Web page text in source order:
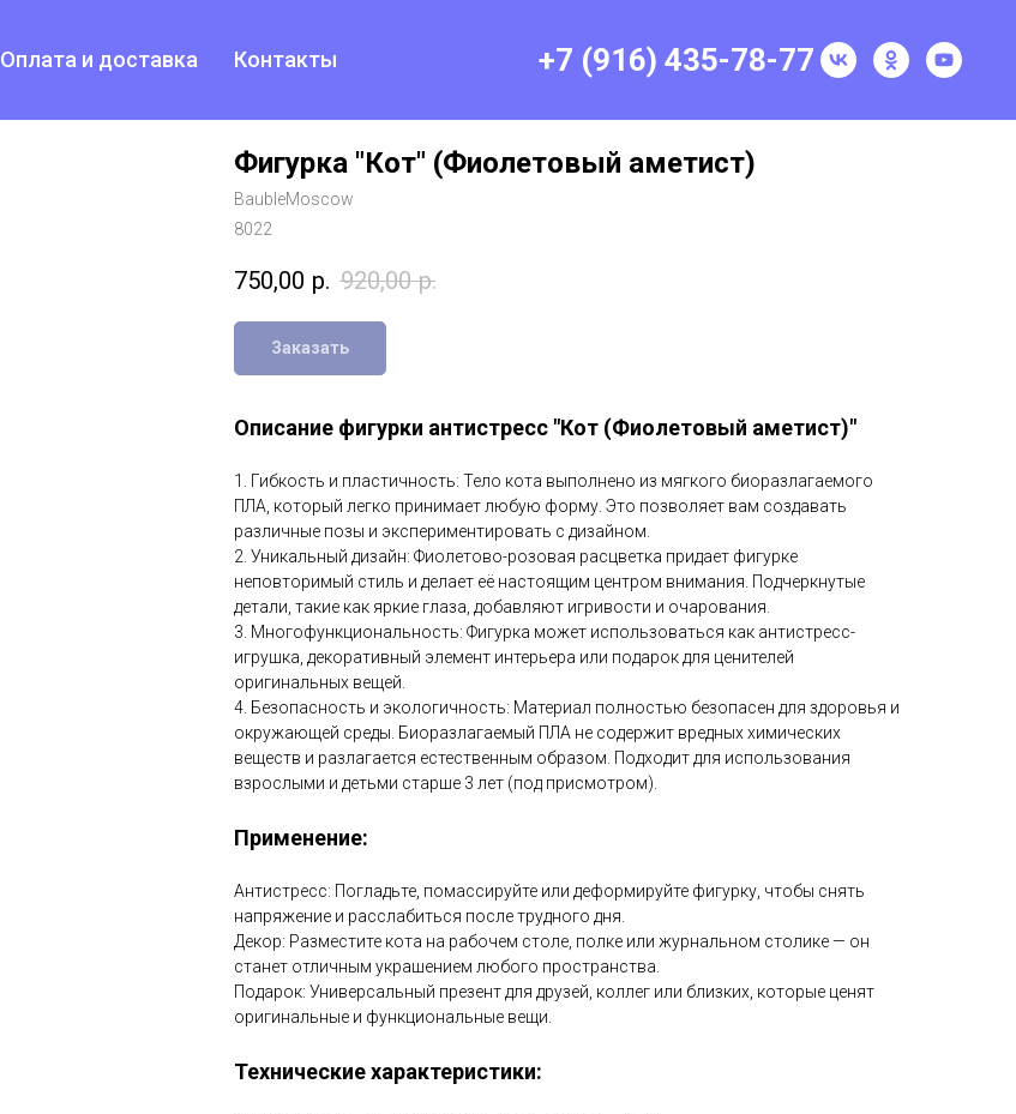
Оплата и доставка Контакты +7 (916) 435-78-77
Фигурка "Кот" (Фиолетовый аметист)
BaubleMoscow
8022
750,00 р. 920,00 р.
Заказать
Описание фигурки антистресс "Кот (Фиолетовый аметист)"
1. Гибкость и пластичность: Тело кота выполнено из мягкого биоразлагаемого
ПЛА, который легко принимает любую форму. Это позволяет вам создавать
различные позы и экспериментировать с дизайном.
2. Уникальный дизайн: Фиолетово-розовая расцветка придает фигурке
неповторимый стиль и делает её настоящим центром внимания. Подчеркнутые
детали, такие как яркие глаза, добавляют игривости и очарования.
3. Многофункциональность: Фигурка может использоваться как антистресс-
игрушка, декоративный элемент интерьера или подарок для ценителей
оригинальных вещей.
4. Безопасность и экологичность: Материал полностью безопасен для здоровья и
окружающей среды. Биоразлагаемый ПЛА не содержит вредных химических
веществ и разлагается естественным образом. Подходит для использования
взрослыми и детьми старше 3 лет (под присмотром).
Применение:
Антистресс: Погладьте, помассируйте или деформируйте фигурку, чтобы снять
напряжение и расслабиться после трудного дня.
Декор: Разместите кота на рабочем столе, полке или журнальном столике — он
станет отличным украшением любого пространства.
Подарок: Универсальный презент для друзей, коллег или близких, которые ценят
оригинальные и функциональные вещи.
Технические характеристики: